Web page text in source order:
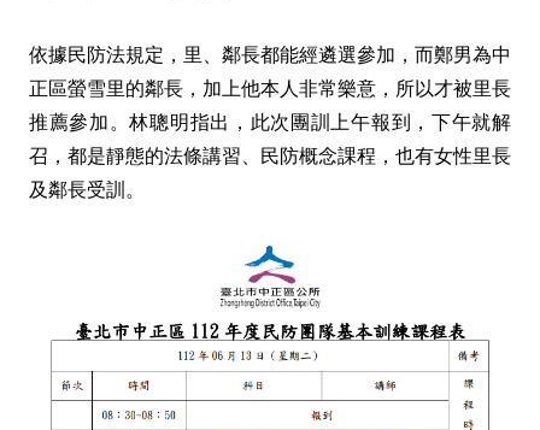
依據民防法規定，里、鄰長都能經遴選參加，而鄭男為中
正區螢雪里的鄰長，加上他本人非常樂意，所以才被里長
推薦參加。林聰明指出，此次團訓上午報到，下午就解
召，都是靜態的法條講習、民防概念課程，也有女性里長
及鄰長受訓。